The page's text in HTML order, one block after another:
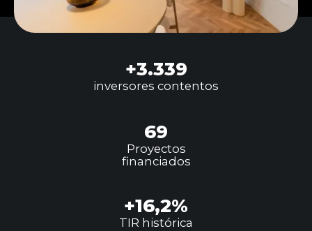
+3.339
inversores contentos
69
Proyectos
financiados
+16,2%
TIR histórica